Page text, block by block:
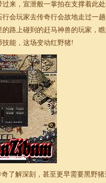
来，宣泄般一掌拍在支撑着此
会玩家去传奇行会故地走过一
路上碰到的赶马神兽的玩家，
能，这场变动红野猪!
了解深刻，甚至更早需要黑野